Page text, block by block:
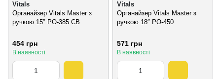
Vitals
Органайзер Vitals Master з
ручкою 15″ PO-385 CB
454 грн
В наявності
Vitals
Органайзер Vitals Master з
ручкою 18″ PO-450
571 грн
В наявності